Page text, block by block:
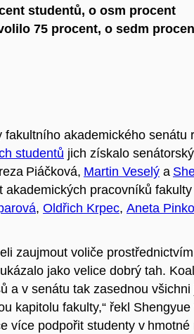
studentů, o osm procent
75 procent, o sedm
akademického senátu
studentů jich získalo
Piáčková, Martin Veselý a
pracovníků
, Oldřich Krpec, Aneta
zaujmout voliče
jako velice dobrý tah.
a v senátu tak zasednou všichni
kapitolu fakulty,“ řekl
více podpořit studenty v hmotné